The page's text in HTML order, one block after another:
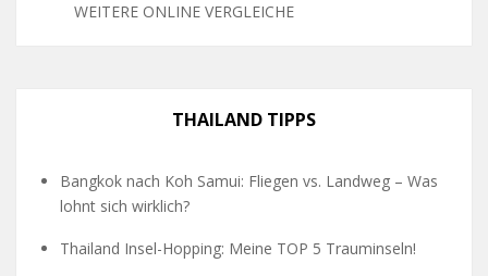
WEITERE ONLINE VERGLEICHE
THAILAND TIPPS
Bangkok nach Koh Samui: Fliegen vs. Landweg – Was
lohnt sich wirklich?
Thailand Insel-Hopping: Meine TOP 5 Trauminseln!